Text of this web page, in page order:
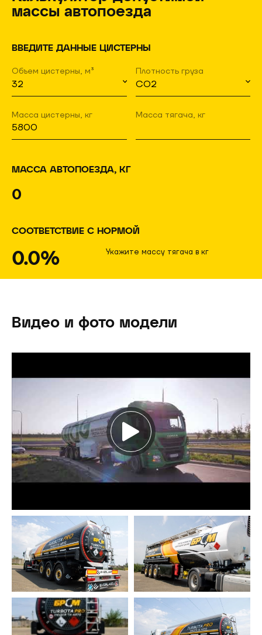
массы автопоезда
ВВЕДИТЕ ДАННЫЕ ЦИСТЕРНЫ
Объем цистерны, м³ Плотность груза
Масса цистерны, кг Масса тягача, кг
МАССА АВТОПОЕЗДА, КГ
0
СООТВЕТСТВИЕ С НОРМОЙ
0.0% Укажите массу тягача в кг
Видео и фото модели